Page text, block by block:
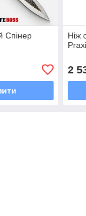
Спінер
Ніж
2